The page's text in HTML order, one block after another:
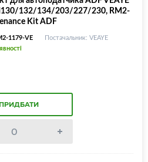
132/134/203/227/230, RM2-
Kit ADF
1179-VE
Постачальник: VEAYE
ПРИДБАТИ